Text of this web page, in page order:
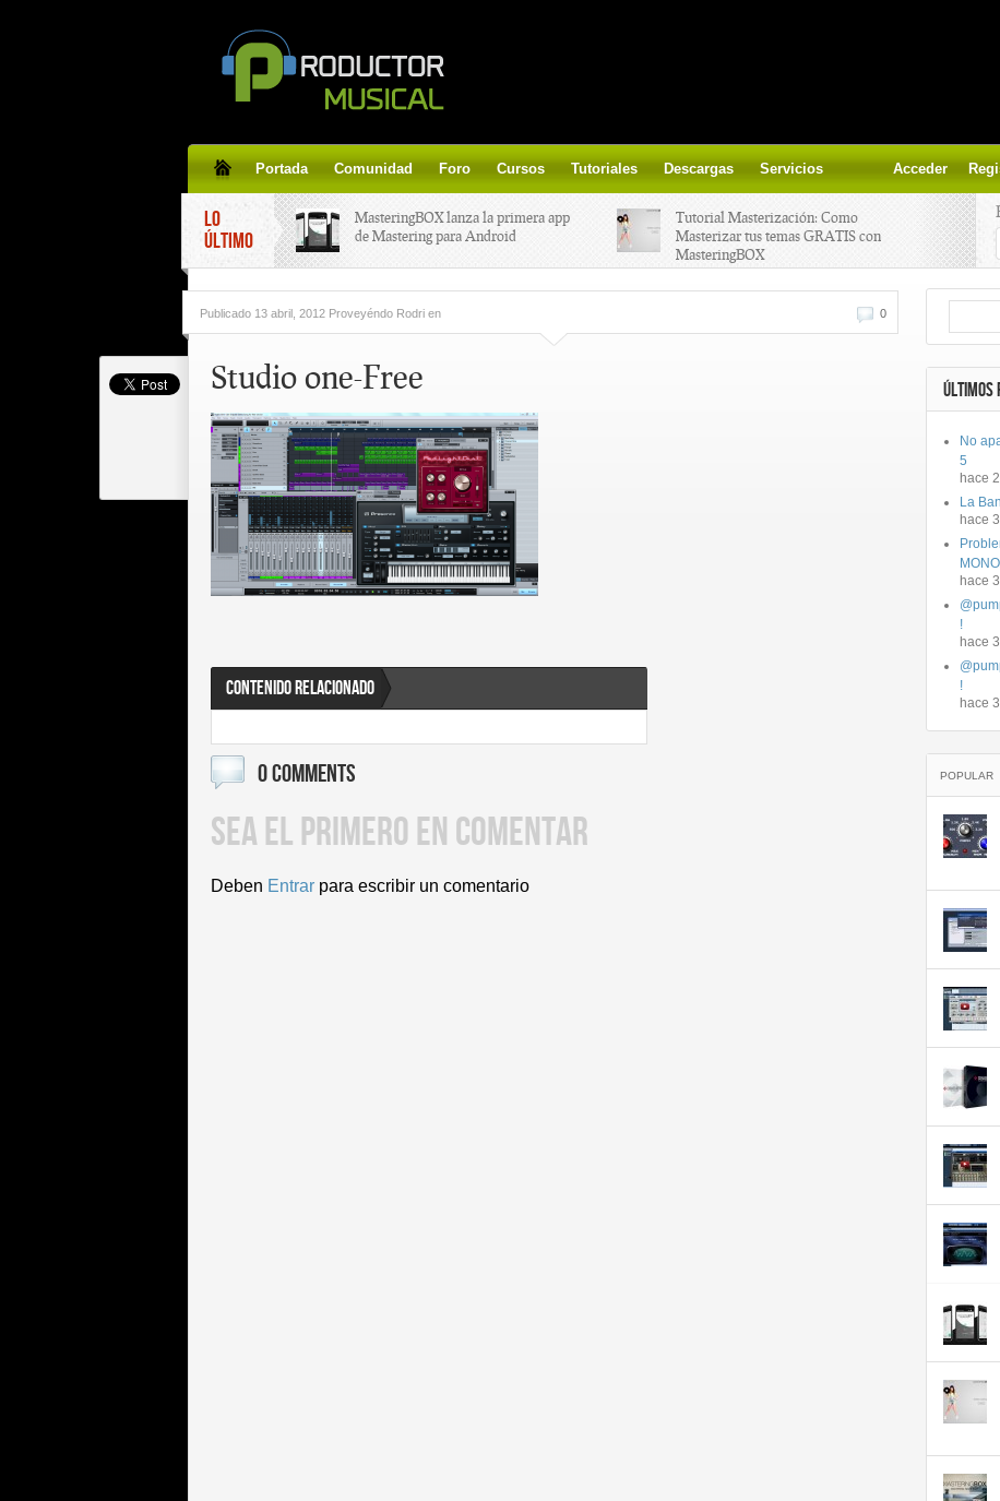
Portada Comunidad Foro Cursos Tutoriales Descargas Servicios Acceder
LO
ÚLTIMO
MasteringBOX lanza la primera app
de Mastering para Android
Tutorial Masterización: Como
Masterizar tus temas GRATIS con
MasteringBOX
line gratis!
Yalp crea Fono, Lleva la escena DJ a
Korg lanza SDD-3000, el nuevo
Tutorial de CLA Effects, aprende a
aplicar efectos a tus voces.
0
Publicado 13 abril, 2012 Proveyéndo Rodri en
Studio one-Free
CONTENIDO RELACIONADO
0 COMMENTS
SEA EL PRIMERO EN COMENTAR
Deben Entrar para escribir un comentario
ÚLTIMOS
No
5
hace
La
hace
hace
!
hace
!
hace
POPULAR